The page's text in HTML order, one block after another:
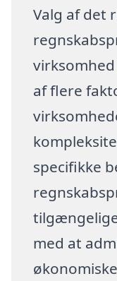
Valg af det
af flere
specifikke
med at